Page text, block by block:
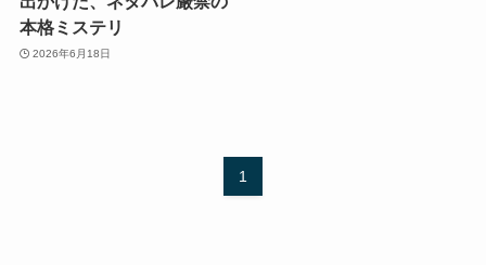
本格ミステリ
2026年6月18日
1